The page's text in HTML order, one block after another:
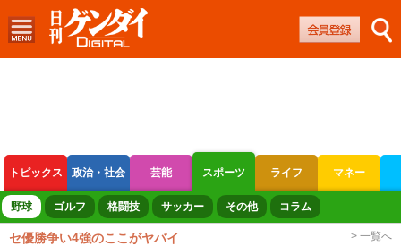
トピックス 政治・社会 芸能 スポーツ ライフ マネー
ボートレース 競輪 オートレース
野球 ゴルフ 格闘技 サッカー その他 コラム
セ優勝争い4強のここがヤバイ > 一覧へ